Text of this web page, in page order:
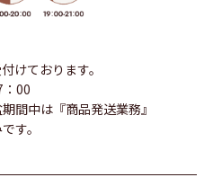
けております。
：00
間中は『商品発送業務』
す。